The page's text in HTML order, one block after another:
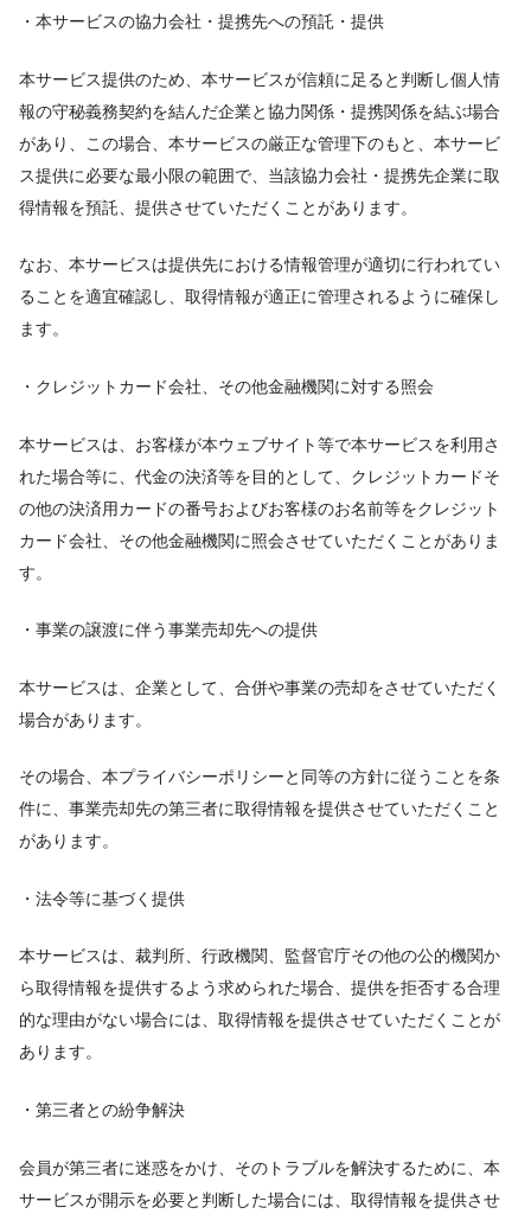
・本サービスの協力会社・提携先への預託・提供
本サービス提供のため、本サービスが信頼に足ると判断し個人情
報の守秘義務契約を結んだ企業と協力関係・提携関係を結ぶ場合
があり、この場合、本サービスの厳正な管理下のもと、本サービ
ス提供に必要な最小限の範囲で、当該協力会社・提携先企業に取
得情報を預託、提供させていただくことがあります。
なお、本サービスは提供先における情報管理が適切に行われてい
ることを適宜確認し、取得情報が適正に管理されるように確保し
ます。
・クレジットカード会社、その他金融機関に対する照会
本サービスは、お客様が本ウェブサイト等で本サービスを利用さ
れた場合等に、代金の決済等を目的として、クレジットカードそ
の他の決済用カードの番号およびお客様のお名前等をクレジット
カード会社、その他金融機関に照会させていただくことがありま
す。
・事業の譲渡に伴う事業売却先への提供
本サービスは、企業として、合併や事業の売却をさせていただく
場合があります。
その場合、本プライバシーポリシーと同等の方針に従うことを条
件に、事業売却先の第三者に取得情報を提供させていただくこと
があります。
・法令等に基づく提供
本サービスは、裁判所、行政機関、監督官庁その他の公的機関か
ら取得情報を提供するよう求められた場合、提供を拒否する合理
的な理由がない場合には、取得情報を提供させていただくことが
あります。
・第三者との紛争解決
会員が第三者に迷惑をかけ、そのトラブルを解決するために、本
サービスが開示を必要と判断した場合には、取得情報を提供させ